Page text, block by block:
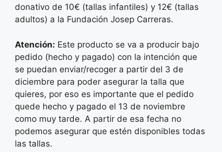
donativo de 10€ (tallas infantiles) y 12€ (tallas
adultos) a la Fundación Josep Carreras.
Atención: Este producto se va a producir bajo
pedido (hecho y pagado) con la intención que
se puedan enviar/recoger a partir del 3 de
diciembre para poder asegurar la talla que
quieres, por eso es importante que el pedido
quede hecho y pagado el 13 de noviembre
como muy tarde. A partir de esa fecha no
podemos asegurar que estén disponibles todas
las tallas.